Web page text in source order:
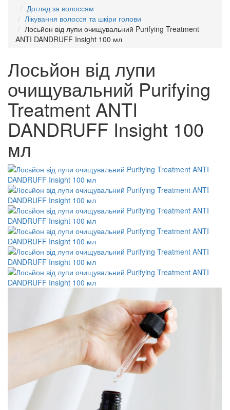
Догляд за волоссям
Лікування волосся та шкіри голови
Лосьйон від лупи очищувальний Purifying Treatment
ANTI DANDRUFF Insight 100 мл
Лосьйон від лупи
очищувальний Purifying
Treatment ANTI
DANDRUFF Insight 100
мл